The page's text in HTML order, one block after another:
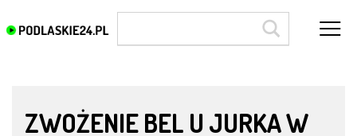
ZWOŻENIE BEL U JURKA W